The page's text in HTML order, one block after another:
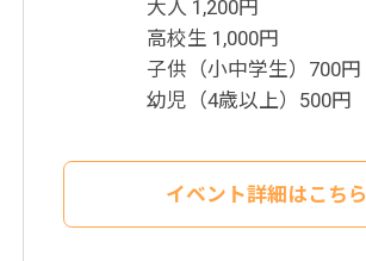
大人 1,200円
高校生 1,000円
子供（小中学生）700円
幼児（4歳以上）500円
イベント詳細はこちら